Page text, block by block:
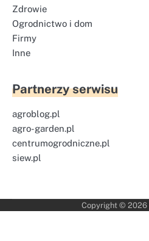
Zdrowie
Ogrodnictwo i dom
Firmy
Inne
Partnerzy serwisu
agroblog.pl
agro-garden.pl
centrumogrodniczne.pl
siew.pl
Copyright © 2026